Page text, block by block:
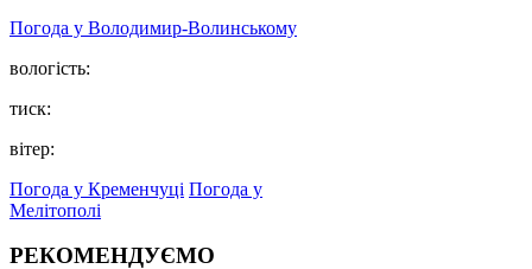
Погода у Володимир-Волинському
вологість:
тиск:
вітер:
Погода у Кременчуці Погода у
Мелітополі
РЕКОМЕНДУЄМО